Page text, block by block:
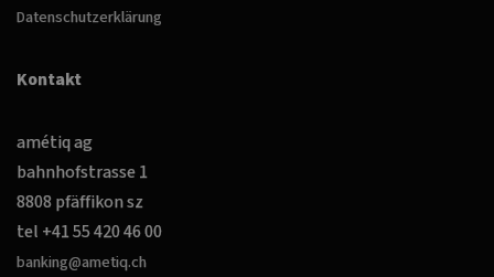
Datenschutzerklärung
Kontakt
amétiq ag
bahnhofstrasse 1
8808 pfäffikon sz
tel +41 55 420 46 00
banking@ametiq.ch